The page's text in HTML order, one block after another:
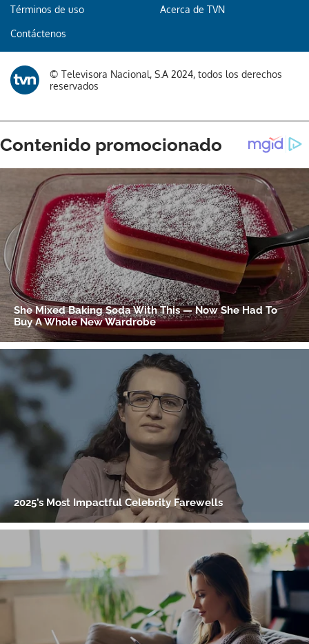
Gracias por suscribirte a nuestro boletín.
ACEPTAR
Términos de uso Acerca de TVN
Contáctenos
© Televisora Nacional, S.A 2024, todos los derechos
reservados